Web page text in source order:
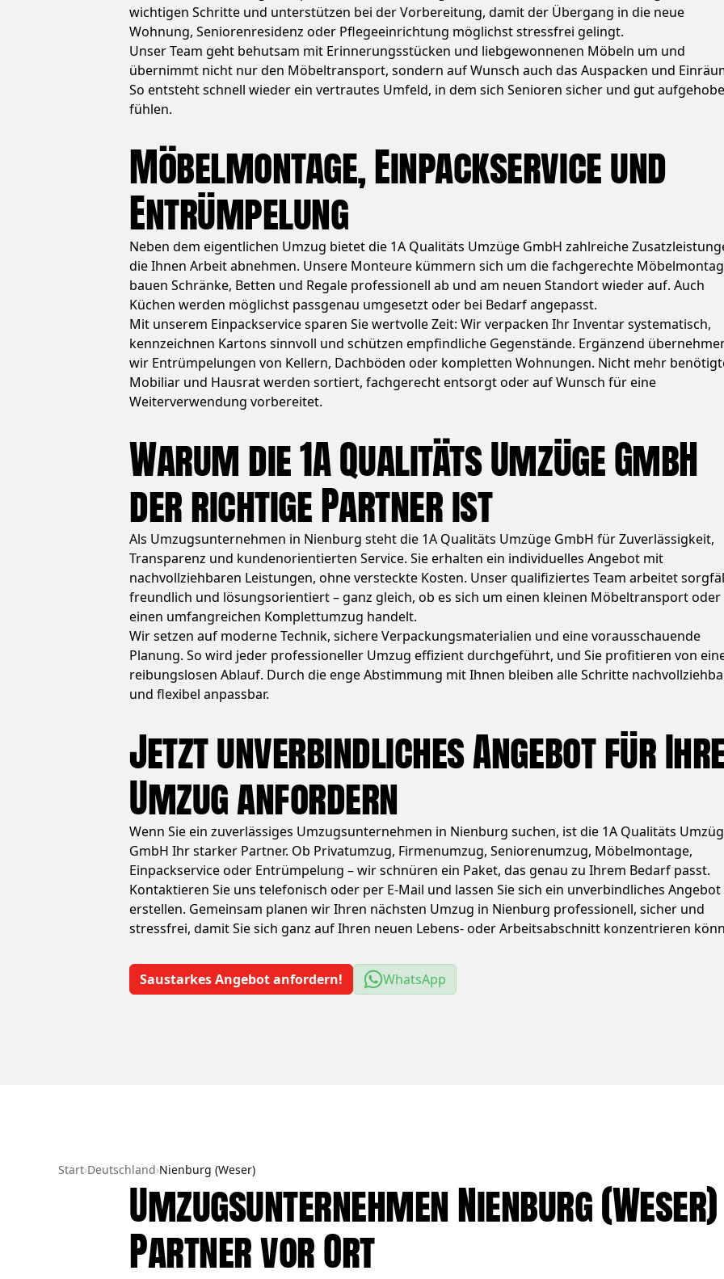
wichtigen Schritte und unterstützen bei der Vorbereitung, damit der Übergang in die neue
Wohnung, Seniorenresidenz oder Pflegeeinrichtung möglichst stressfrei gelingt.
Unser Team geht behutsam mit Erinnerungsstücken und liebgewonnenen Möbeln um und
übernimmt nicht nur den Möbeltransport, sondern auf Wunsch auch das Auspacken und
So entsteht schnell wieder ein vertrautes Umfeld, in dem sich Senioren sicher und gut
fühlen.
Möbelmontage, Einpackservice und
Entrümpelung
Neben dem eigentlichen Umzug bietet die 1A Qualitäts Umzüge GmbH zahlreiche
die Ihnen Arbeit abnehmen. Unsere Monteure kümmern sich um die fachgerechte
bauen Schränke, Betten und Regale professionell ab und am neuen Standort wieder auf. Auch
Küchen werden möglichst passgenau umgesetzt oder bei Bedarf angepasst.
Mit unserem Einpackservice sparen Sie wertvolle Zeit: Wir verpacken Ihr Inventar systematisch,
kennzeichnen Kartons sinnvoll und schützen empfindliche Gegenstände. Ergänzend
wir Entrümpelungen von Kellern, Dachböden oder kompletten Wohnungen. Nicht mehr
Mobiliar und Hausrat werden sortiert, fachgerecht entsorgt oder auf Wunsch für eine
Weiterverwendung vorbereitet.
Warum die 1A Qualitäts Umzüge GmbH
der richtige Partner ist
Als Umzugsunternehmen in Nienburg steht die 1A Qualitäts Umzüge GmbH für Zuverlässigkeit,
Transparenz und kundenorientierten Service. Sie erhalten ein individuelles Angebot mit
nachvollziehbaren Leistungen, ohne versteckte Kosten. Unser qualifiziertes Team arbeitet
freundlich und lösungsorientiert – ganz gleich, ob es sich um einen kleinen Möbeltransport oder
einen umfangreichen Komplettumzug handelt.
Wir setzen auf moderne Technik, sichere Verpackungsmaterialien und eine vorausschauende
Planung. So wird jeder professioneller Umzug effizient durchgeführt, und Sie profitieren von
reibungslosen Ablauf. Durch die enge Abstimmung mit Ihnen bleiben alle Schritte
und flexibel anpassbar.
Jetzt unverbindliches Angebot für
Umzug anfordern
Wenn Sie ein zuverlässiges Umzugsunternehmen in Nienburg suchen, ist die 1A Qualitäts
GmbH Ihr starker Partner. Ob Privatumzug, Firmenumzug, Seniorenumzug, Möbelmontage,
Einpackservice oder Entrümpelung – wir schnüren ein Paket, das genau zu Ihrem Bedarf passt.
Kontaktieren Sie uns telefonisch oder per E-Mail und lassen Sie sich ein unverbindliches Angebot
erstellen. Gemeinsam planen wir Ihren nächsten Umzug in Nienburg professionell, sicher und
stressfrei, damit Sie sich ganz auf Ihren neuen Lebens- oder Arbeitsabschnitt konzentrieren
Saustarkes Angebot anfordern! WhatsApp
Start›Deutschland›Nienburg (Weser)
Umzugsunternehmen Nienburg
Partner vor Ort